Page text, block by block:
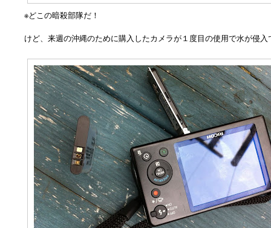
※どこの暗殺部隊だ！
けど、来週の沖縄のために購入したカメラが１度目の使用で水が侵